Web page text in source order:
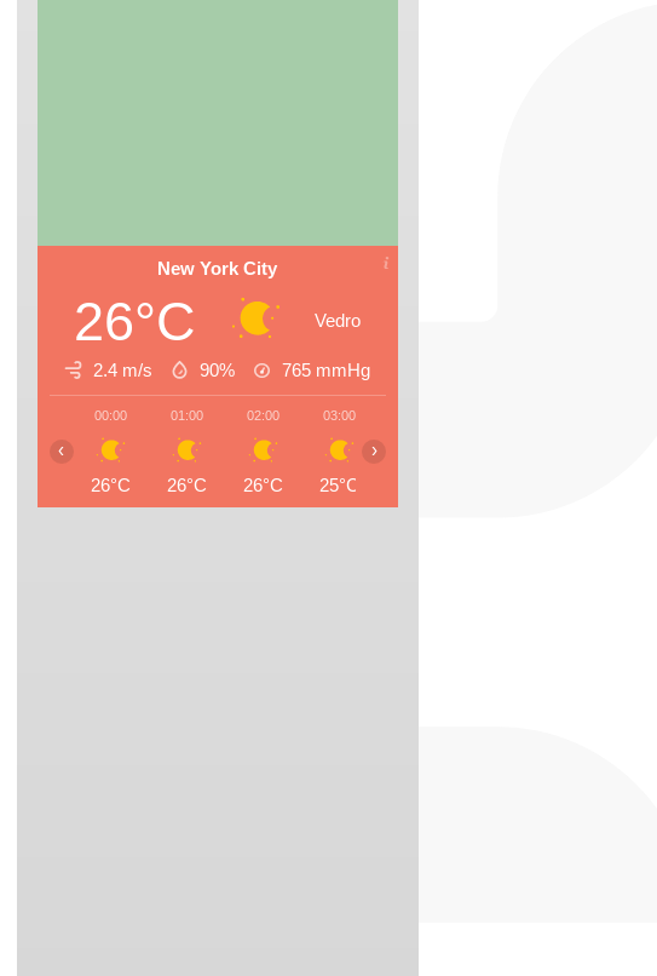
New York City
26°C Vedro
2.4 m/s 90% 765 mmHg
00:00
26°C
01:00
26°C
02:00
26°C
03:00
25°C
‹ ›